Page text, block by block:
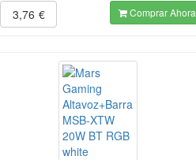
3,76 € Comprar Ahora